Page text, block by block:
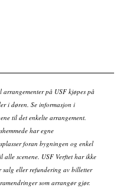
arrangementer på USF kjøpes på
i døren. Se informasjon i
til det enkelte arrangement.
har egne
foran bygningen og enkel
alle scenene. USF Verftet har ikke
salg eller refundering av billetter
som arrangør gjør.